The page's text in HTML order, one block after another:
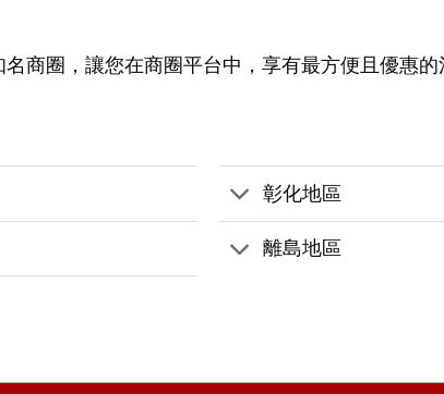
商圈，讓您在商圈平台中，享有最方便且優惠
彰化地區
離島地區